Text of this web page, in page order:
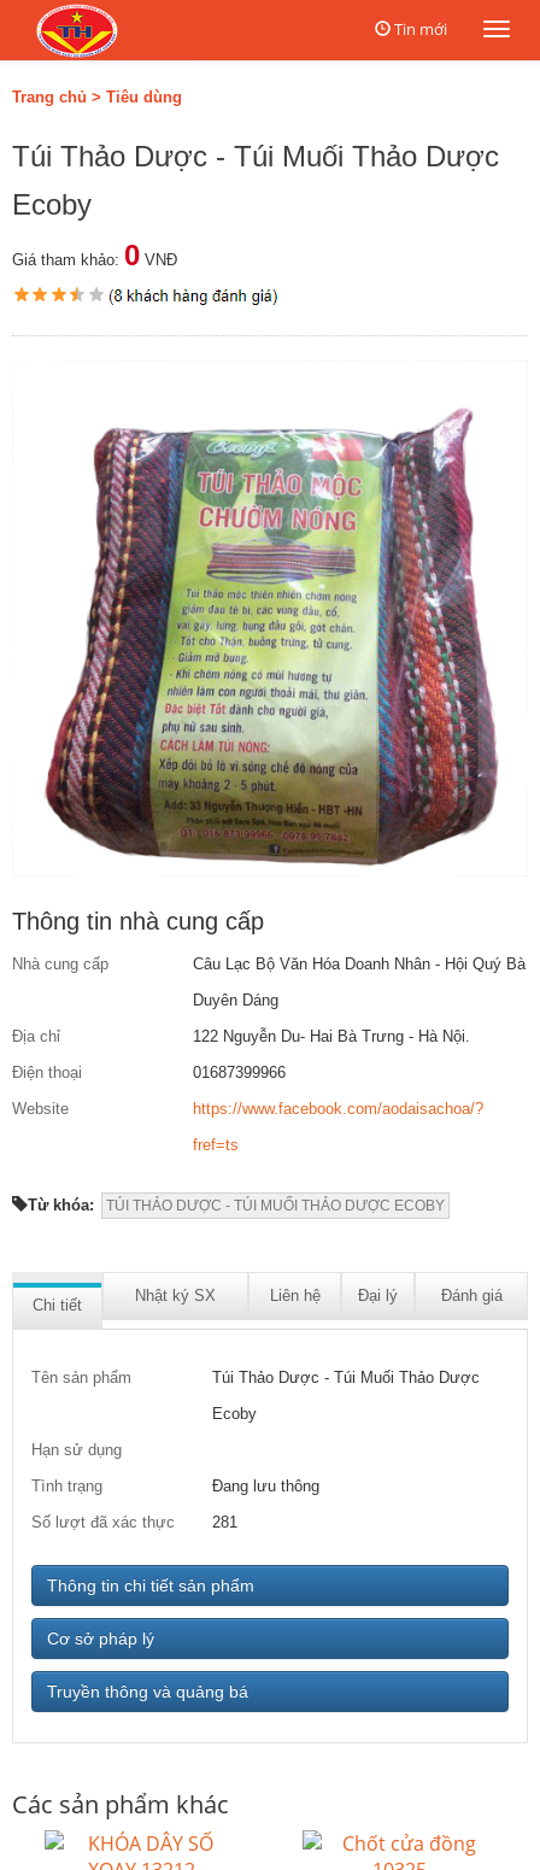
Tin mới
Trang chủ > Tiêu dùng
Túi Thảo Dược - Túi Muối Thảo Dược
Ecoby
Giá tham khảo: 0 VNĐ
Thông tin nhà cung cấp
Nhà cung cấp
Câu Lạc Bộ Văn Hóa Doanh Nhân - Hội Quý Bà
Duyên Dáng
Địa chỉ
122 Nguyễn Du- Hai Bà Trưng - Hà Nội.
Điện thoại
01687399966
Website
https://www.facebook.com/aodaisachoa/?
fref=ts
Từ khóa: TÚI THẢO DƯỢC - TÚI MUỐI THẢO DƯỢC ECOBY
Chi tiết
Nhật ký SX Liên hệ Đại lý Đánh giá
Tên sản phẩm
Túi Thảo Dược - Túi Muối Thảo Dược
Ecoby
Hạn sử dụng
Tình trạng
Đang lưu thông
Số lượt đã xác thực
281
Thông tin chi tiết sản phẩm
Cơ sở pháp lý
Truyền thông và quảng bá
Các sản phẩm khác